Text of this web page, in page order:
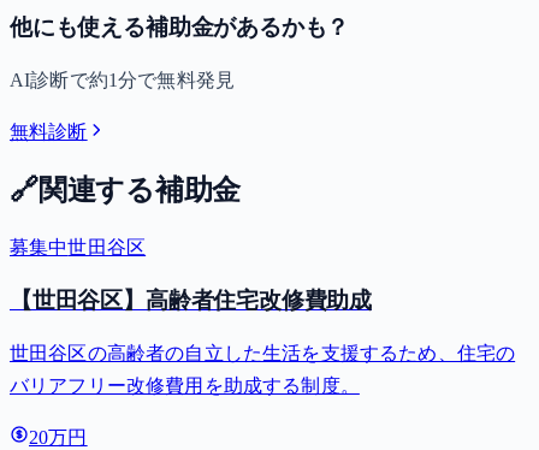
他にも使える補助金があるかも？
AI診断で約1分で無料発見
無料診断
🔗関連する補助金
募集中世田谷区
【世田谷区】高齢者住宅改修費助成
世田谷区の高齢者の自立した生活を支援するため、住宅の
バリアフリー改修費用を助成する制度。
20万円